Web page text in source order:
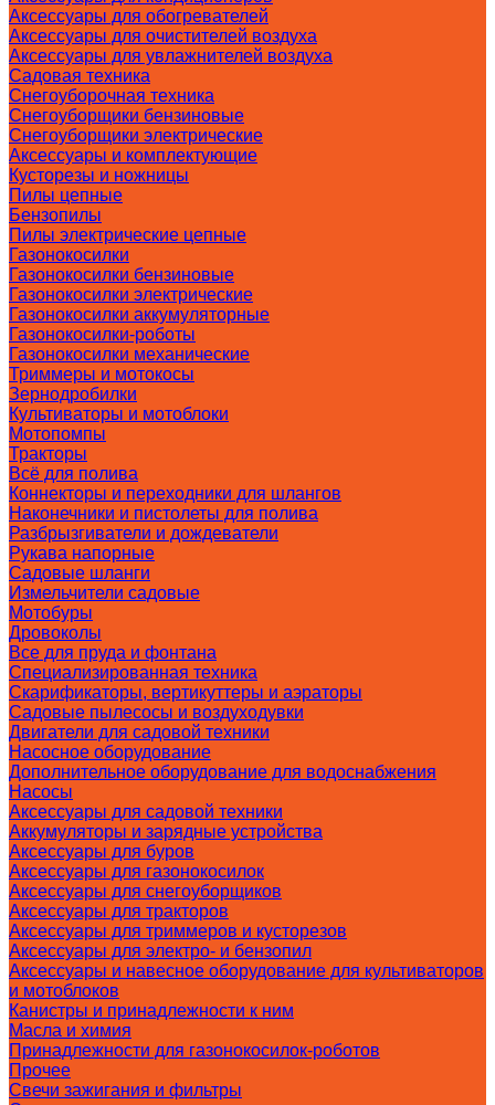
Аксессуары для обогревателей
Аксессуары для очистителей воздуха
Аксессуары для увлажнителей воздуха
Садовая техника
Снегоуборочная техника
Снегоуборщики бензиновые
Снегоуборщики электрические
Аксессуары и комплектующие
Кусторезы и ножницы
Пилы цепные
Бензопилы
Пилы электрические цепные
Газонокосилки
Газонокосилки бензиновые
Газонокосилки электрические
Газонокосилки аккумуляторные
Газонокосилки-роботы
Газонокосилки механические
Триммеры и мотокосы
Зернодробилки
Культиваторы и мотоблоки
Мотопомпы
Тракторы
Всё для полива
Коннекторы и переходники для шлангов
Наконечники и пистолеты для полива
Разбрызгиватели и дождеватели
Рукава напорные
Садовые шланги
Измельчители садовые
Мотобуры
Дровоколы
Все для пруда и фонтана
Специализированная техника
Скарификаторы, вертикуттеры и аэраторы
Садовые пылесосы и воздуходувки
Двигатели для садовой техники
Насосное оборудование
Дополнительное оборудование для водоснабжения
Насосы
Аксессуары для садовой техники
Аккумуляторы и зарядные устройства
Аксессуары для буров
Аксессуары для газонокосилок
Аксессуары для снегоуборщиков
Аксессуары для тракторов
Аксессуары для триммеров и кусторезов
Аксессуары для электро- и бензопил
Аксессуары и навесное оборудование для культиваторов
и мотоблоков
Канистры и принадлежности к ним
Масла и химия
Принадлежности для газонокосилок-роботов
Прочее
Свечи зажигания и фильтры